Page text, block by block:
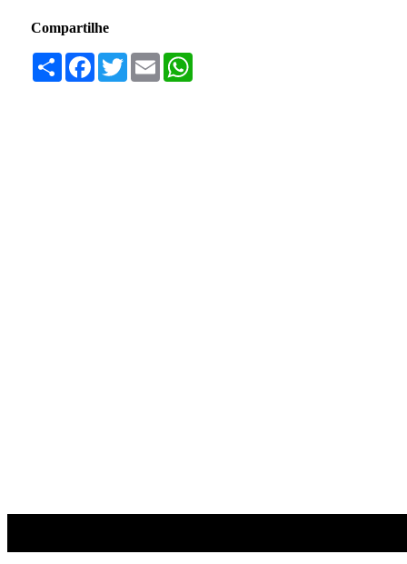
Compartilhe
Compartilhar
Facebook
TwitterEmail